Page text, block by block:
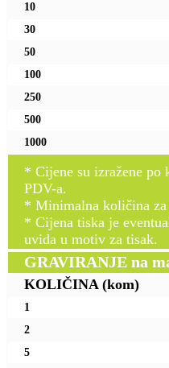
10
30
50
100
250
500
1000
* Cijene su izražene po
PDV-a.
* Minimalna količina
* Cijena tiska je
uvida u motiv za tisak.
GRAVIRANJE na
KOLIČINA (kom)
1
2
5